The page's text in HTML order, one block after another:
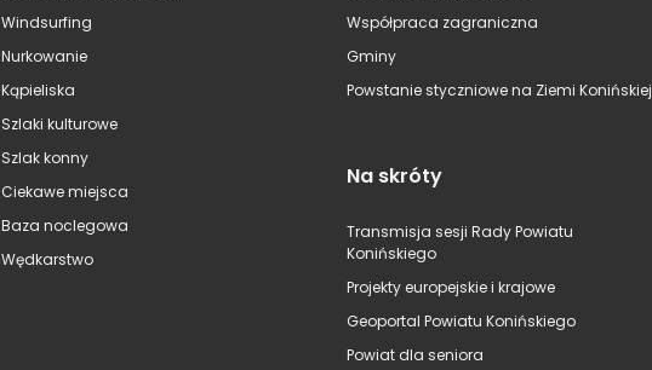
Windsurfing
Nurkowanie
Kąpieliska
Szlaki kulturowe
Szlak konny
Ciekawe miejsca
Baza noclegowa
Wędkarstwo
Współpraca zagraniczna
Gminy
Powstanie styczniowe na Ziemi Konińskiej
Na skróty
Transmisja sesji Rady Powiatu
Konińskiego
Projekty europejskie i krajowe
Geoportal Powiatu Konińskiego
Powiat dla seniora